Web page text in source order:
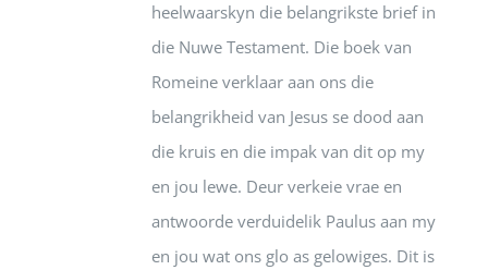
heelwaarskyn die belangrikste brief in
die Nuwe Testament. Die boek van
Romeine verklaar aan ons die
belangrikheid van Jesus se dood aan
die kruis en die impak van dit op my
en jou lewe. Deur verkeie vrae en
antwoorde verduidelik Paulus aan my
en jou wat ons glo as gelowiges. Dit is